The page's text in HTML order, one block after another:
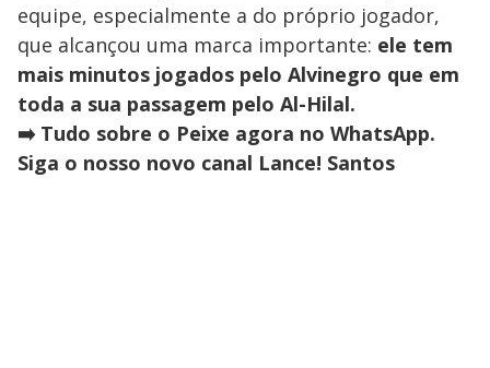
equipe, especialmente a do próprio jogador,
que alcançou uma marca importante: ele tem
mais minutos jogados pelo Alvinegro que em
toda a sua passagem pelo Al-Hilal.
➡️ Tudo sobre o Peixe agora no WhatsApp.
Siga o nosso novo canal Lance! Santos